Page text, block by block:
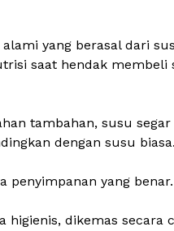
yang berasal dari
saat hendak membeli
tambahan, susu
dengan susu biasa.
penyimpanan yang benar.
higienis, dikemas